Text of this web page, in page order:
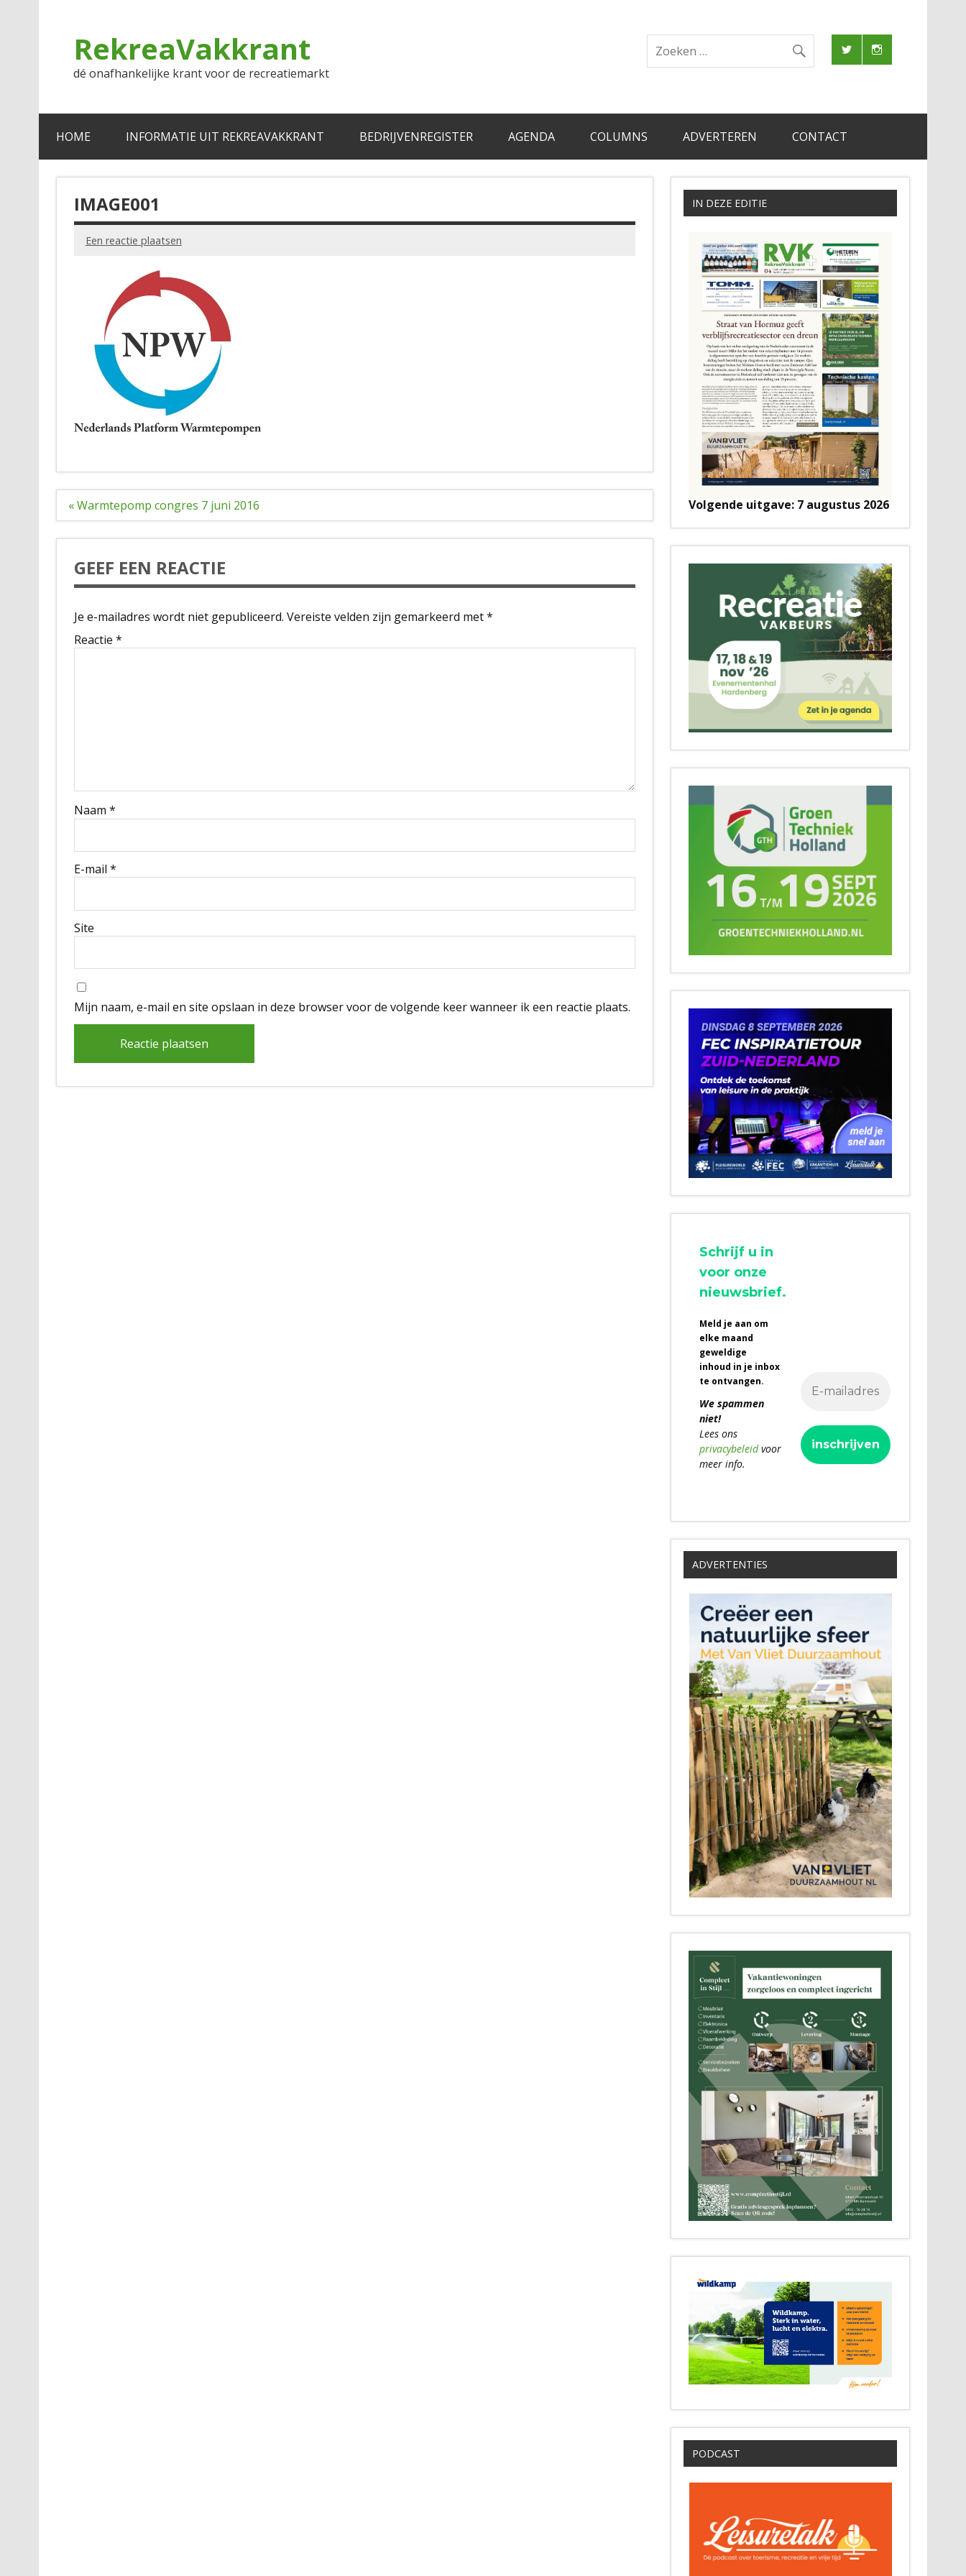
RekreaVakkrant
dé onafhankelijke krant voor de recreatiemarkt
HOME INFORMATIE UIT REKREAVAKKRANT BEDRIJVENREGISTER AGENDA COLUMNS ADVERTEREN CONTACT
IMAGE001
Een reactie plaatsen
Bericht
« Warmtepomp congres 7 juni 2016
GEEF EEN REACTIE
Je e-mailadres wordt niet gepubliceerd. Vereiste velden zijn gemarkeerd met*
Reactie *
Naam *
E-mail *
Site
Mijn naam, e-mail en site opslaan in deze browser voor de volgende keer wanneer ik een reactie plaats.
Alternative:
IN DEZE EDITIE
Volgende uitgave: 7 augustus 2026
Schrijf u in
voor onze
nieuwsbrief.
Meld je aan om
elke maand
geweldige
inhoud in je inbox
te ontvangen.
We spammen
niet!
Lees ons
privacybeleidvoor
meer info.
ADVERTENTIES
PODCAST